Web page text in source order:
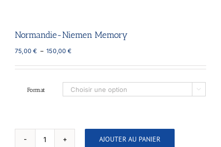
Normandie-Niemen Memory
75,00€ – 150,00€Plage
prix :
à
150,00 €
Format 
quantité
AJOUTER AU PANIER